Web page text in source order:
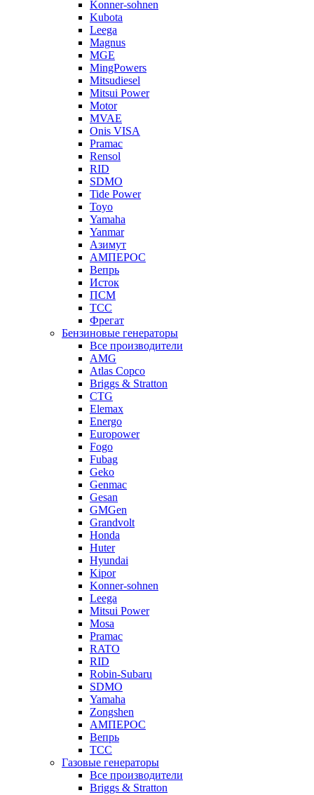
Konner-sohnen
Kubota
Leega
Magnus
MGE
MingPowers
Mitsudiesel
Mitsui Power
Motor
MVAE
Onis VISA
Pramac
Rensol
RID
SDMO
Tide Power
Toyo
Yamaha
Yanmar
Азимут
АМПЕРОС
Вепрь
Исток
ПСМ
ТСС
Фрегат
Бензиновые генераторы
Все производители
AMG
Atlas Copco
Briggs & Stratton
CTG
Elemax
Energo
Europower
Fogo
Fubag
Geko
Genmac
Gesan
GMGen
Grandvolt
Honda
Huter
Hyundai
Kipor
Konner-sohnen
Leega
Mitsui Power
Mosa
Pramac
RATO
RID
Robin-Subaru
SDMO
Yamaha
Zongshen
АМПЕРОС
Вепрь
ТСС
Газовые генераторы
Все производители
Briggs & Stratton